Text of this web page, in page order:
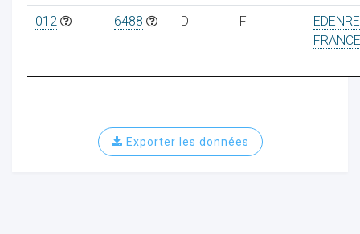
012 6488 D F
FRANCE
Exporter les données